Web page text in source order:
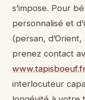
s’impose. Pour
personnalisé et
(persan,
prenez contact
www.tapisboeuf.fr
interlocuteur